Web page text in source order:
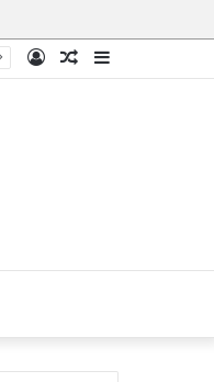
Barra
Artigo
Entrar